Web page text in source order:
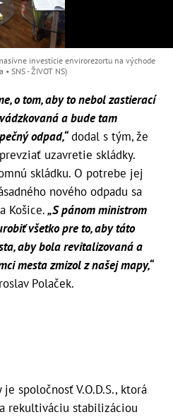
investície envirorezortu na východe
SNS - ŽIVOT NS)
o tom, aby to nebol zastierací
a bude tam
odpad,“dodal s tým, že
uzavretie skládky.
skládku. O potrebe jej
nového odpadu sa
Košice.„S pánom ministrom
všetko pre to, aby táto
aby bola revitalizovaná a
mesta zmizol z našej mapy,“
Polaček.
spoločnosť V.O.D.S., ktorá
rekultiváciu stabilizáciou